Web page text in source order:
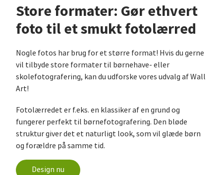
Store formater: Gør ethvert
foto til et smukt fotolærred
Nogle fotos har brug for et større format! Hvis du gerne
vil tilbyde store formater til børnehave- eller
skolefotografering, kan du udforske vores udvalg af Wall
Art!
Fotolærredet er f.eks. en klassiker af en grund og
fungerer perfekt til børnefotografering. Den bløde
struktur giver det et naturligt look, som vil glæde børn
og forældre på samme tid.
Design nu